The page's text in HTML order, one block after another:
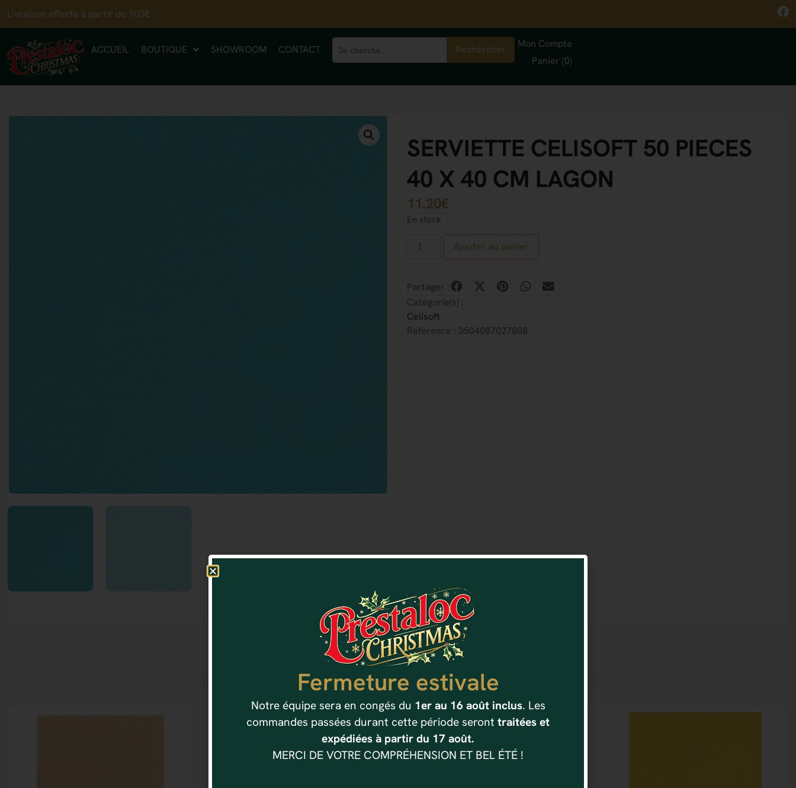
Livraison offerte à partir de 100€
ACCUEIL BOUTIQUE SHOWROOM CONTACT Rechercher
Mon Compte
Panier (0)
SERVIETTE CELISOFT 50 PIECES
40 X 40 CM LAGON
11.20€
En stock
Ajouter au panier
Partager :
Catégorie(s) :
Celisoft
Référence : 3504087027808
Vous aimerez aussi
Fermeture estivale
Notre équipe sera en congés du 1er au 16 août inclus. Les
commandes passées durant cette période seront traitées et
expédiées à partir du 17 août.
MERCI DE VOTRE COMPRÉHENSION ET BEL ÉTÉ !